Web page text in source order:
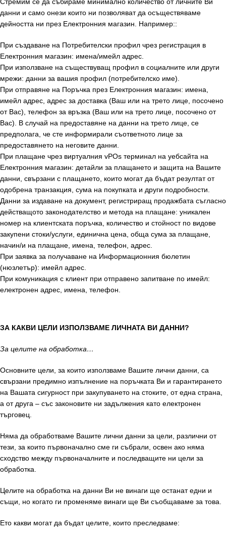
данни и само онези които ни позволяват да осъществяваме
дейността ни през Електронния магазин. Например::
При създаване на Потребителски профил чрез регистрация в
Електронния магазин: имена/имейл адрес.
При използване на съществуващ профил в социалните или други
мрежи: данни за вашия профил (потребителско име).
При отправяне на Поръчка през Електронния магазин: имена,
имейл адрес, адрес за доставка (Ваш или на трето лице, посочено
от Вас), телефон за връзка (Ваш или на трето лице, посочено от
Вас). В случай на предоставяне на данни на трето лице, се
предполага, че сте информирали съответното лице за
предоставянето на неговите данни.
При плащане чрез виртуалния vPOs терминал на уебсайта на
Електронния магазин: детайли за плащането и защита на Вашите
данни, свързани с плащането, които могат да бъдат резултат от
одобрена транзакция, сума на покупката и други подробности.
Данни за издаване на документ, регистриращ продажбата съгласно
действащото законодателство и метода на плащане: уникален
номер на клиентската поръчка, количество и стойност по видове
закупени стоки/услуги, единична цена, обща сума за плащане,
начин/и на плащане, имена, телефон, адрес.
При заявка за получаване на Информационния бюлетин
(нюзлетър): имейл адрес.
При комуникация с клиент при отправено запитване по имейл:
електронен адрес, имена, телефон.
ЗА КАКВИ ЦЕЛИ ИЗПОЛЗВАМЕ ЛИЧНАТА ВИ ДАННИ?
За целите на обработка…
Основните цели, за които използваме Вашите лични данни, са
свързани предимно изпълнение на поръчката Ви и гарантирането
на Вашата сигурност при закупуването на стоките, от една страна,
а от друга – със законовите ни задължения като електронен
търговец.
Няма да обработваме Вашите лични данни за цели, различни от
тези, за които първоначално сме ги събрали, освен ако няма
сходство между първоначалните и последващите ни цели за
обработка.
Целите на обработка на данни Ви не винаги ще останат едни и
същи, но когато ги променяме винаги ще Ви съобщаваме за това.
Ето какви могат да бъдат целите, които преследваме: